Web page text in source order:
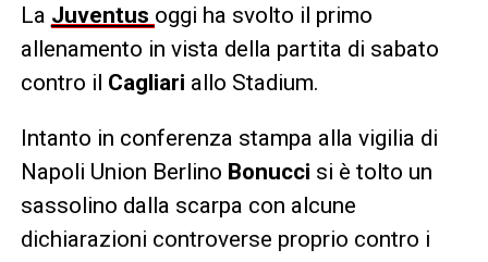
La Juventus oggi ha svolto il primo
allenamento in vista della partita di sabato
contro il Cagliari allo Stadium.
Intanto in conferenza stampa alla vigilia di
Napoli Union Berlino Bonucci si è tolto un
sassolino dalla scarpa con alcune
dichiarazioni controverse proprio contro i